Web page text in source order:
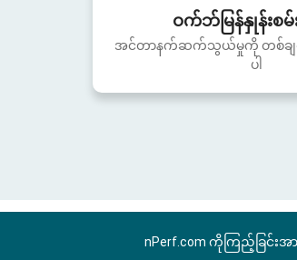
ဝက်ဘ်မြန်နှုန်းစ
အင်တာနက်ဆက်သွယ်မှုကို တစ်ချက်
ပါ
nPerf.com ကိုကြည့်ခြင်းအ